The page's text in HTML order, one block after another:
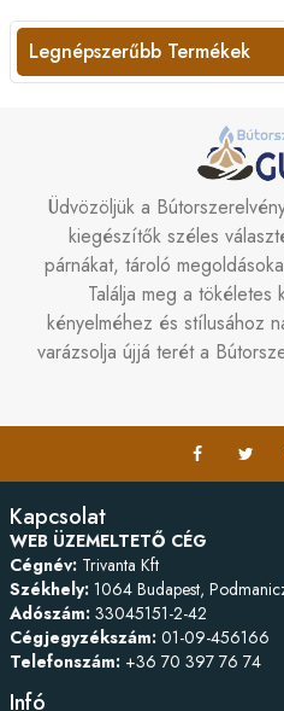
Legnépszerűbb Termékek
Üdvözöljük a
kiegészítők széles
párnákat, tároló
Találja meg a
kényelméhez és stílusához
varázsolja újjá terét a
Kapcsolat
WEB ÜZEMELTETŐ CÉG
Cégnév: Trivanta Kft
Székhely: 1064 Budapest,
Adószám: 33045151-2-42
Cégjegyzékszám: 01-09-456166
Telefonszám: +36 70 397 76 74
Infó